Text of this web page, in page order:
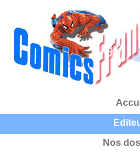
Nos